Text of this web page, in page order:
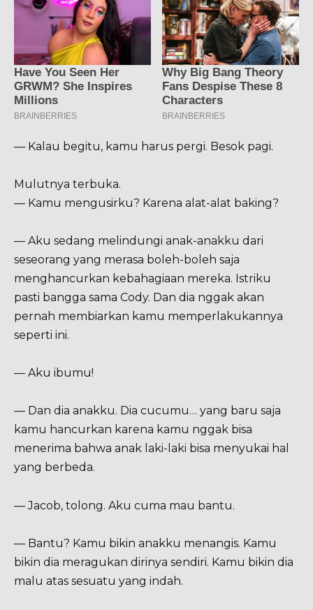
— Kalau begitu, kamu harus pergi. Besok pagi.
Mulutnya terbuka.
— Kamu mengusirku? Karena alat-alat baking?
— Aku sedang melindungi anak-anakku dari
seseorang yang merasa boleh-boleh saja
menghancurkan kebahagiaan mereka. Istriku
pasti bangga sama Cody. Dan dia nggak akan
pernah membiarkan kamu memperlakukannya
seperti ini.
— Aku ibumu!
— Dan dia anakku. Dia cucumu… yang baru saja
kamu hancurkan karena kamu nggak bisa
menerima bahwa anak laki-laki bisa menyukai hal
yang berbeda.
— Jacob, tolong. Aku cuma mau bantu.
— Bantu? Kamu bikin anakku menangis. Kamu
bikin dia meragukan dirinya sendiri. Kamu bikin dia
malu atas sesuatu yang indah.